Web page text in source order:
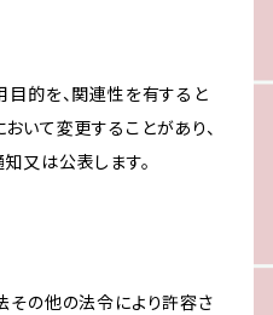
目的を、関連性を有すると
いて変更することがあり、
又は公表します。
その他の法令により許容さ